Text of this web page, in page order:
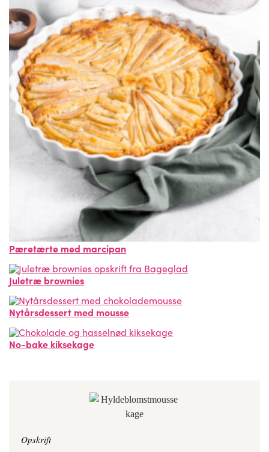
Pæretærte med marcipan
Juletræ brownies
Nytårsdessert med mousse
No-bake kiksekage
Opskrift